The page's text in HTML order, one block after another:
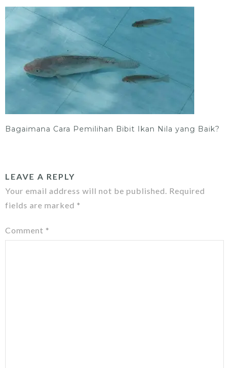
Bagaimana Cara Pemilihan Bibit Ikan Nila yang Baik?
LEAVE A REPLY
Your email address will not be published. Required
fields are marked *
Comment *